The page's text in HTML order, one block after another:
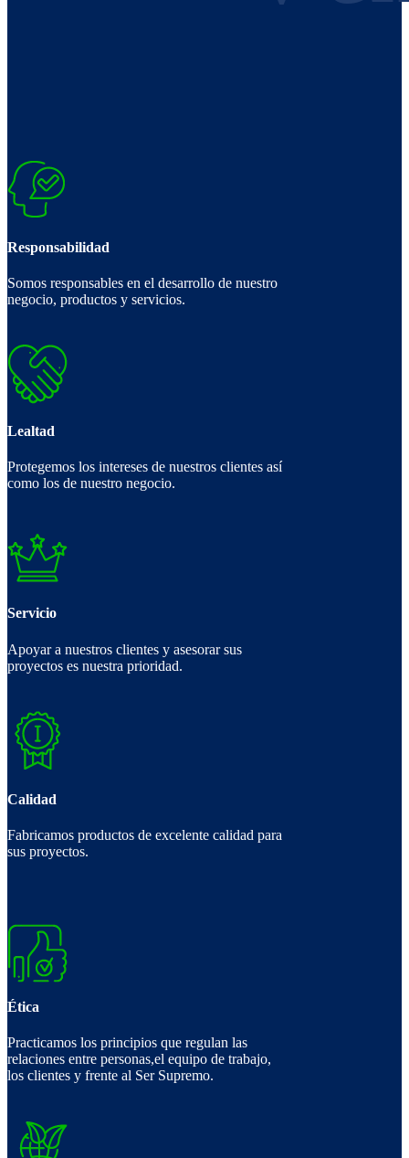
Responsabilidad
Somos responsables en el desarrollo de nuestro
negocio, productos y servicios.
Lealtad
Protegemos los intereses de nuestros clientes así
como los de nuestro negocio.
Servicio
Apoyar a nuestros clientes y asesorar sus
proyectos es nuestra prioridad.
Calidad
Fabricamos productos de excelente calidad para
sus proyectos.
Ética
Practicamos los principios que regulan las
relaciones entre personas,el equipo de trabajo,
los clientes y frente al Ser Supremo.